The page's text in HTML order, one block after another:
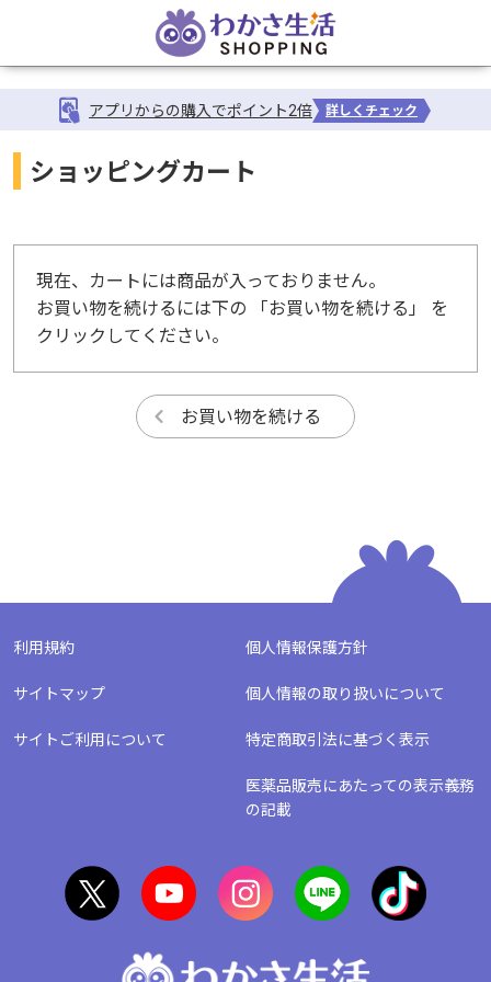
アプリからの購入でポイント2倍 詳しくチェック
ショッピングカート
現在、カートには商品が入っておりません。
お買い物を続けるには下の 「お買い物を続ける」 を
クリックしてください。
利用規約 個人情報保護方針
サイトマップ 個人情報の取り扱いについて
サイトご利用について 特定商取引法に基づく表示
医薬品販売にあたっての表示義務
の記載